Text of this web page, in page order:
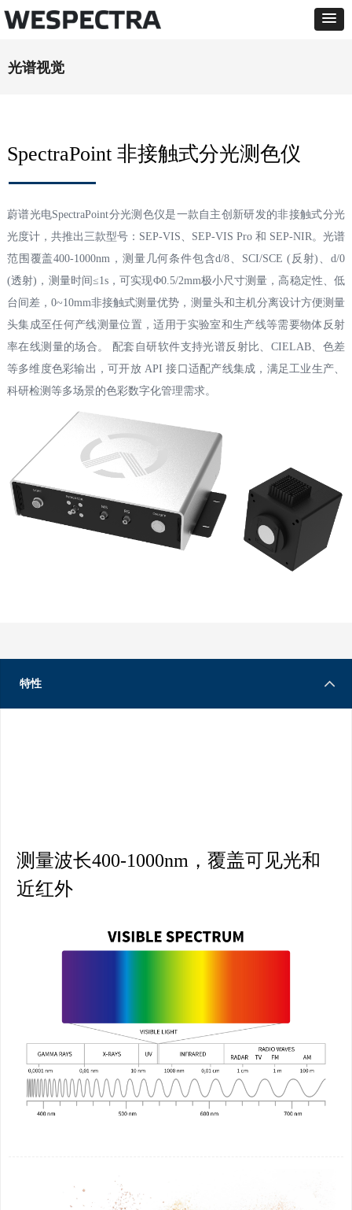
光谱视觉
SpectraPoint 非接触式分光测色仪
蔚谱光电SpectraPoint分光测色仪是一款自主创新研发的非接触式分光
光度计，共推出三款型号：SEP-VIS、SEP-VIS Pro 和 SEP-NIR。光谱
范围覆盖400-1000nm，测量几何条件包含d/8、SCI/SCE (反射)、d/0
(透射)，测量时间≤1s，可实现Φ0.5/2mm极小尺寸测量，高稳定性、低
台间差，0~10mm非接触式测量优势，测量头和主机分离设计方便测量
头集成至任何产线测量位置，适用于实验室和生产线等需要物体反射
率在线测量的场合。 配套自研软件支持光谱反射比、CIELAB、色差
等多维度色彩输出，可开放 API 接口适配产线集成，满足工业生产、
科研检测等多场景的色彩数字化管理需求。
特性
测量波长400-1000nm，覆盖可见光和
近红外